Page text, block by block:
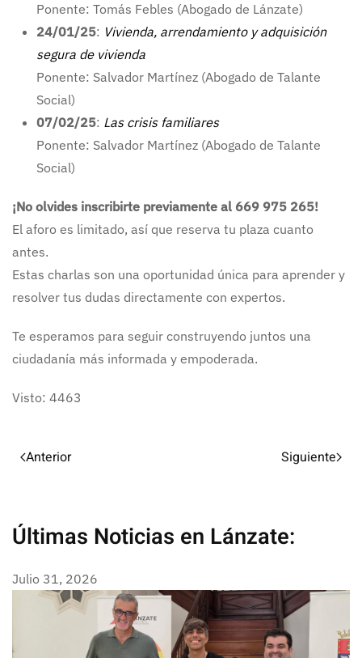
Ponente: Tomás Febles (Abogado de Lánzate)
24/01/25: Vivienda, arrendamiento y adquisición
segura de vivienda
Ponente: Salvador Martínez (Abogado de Talante
Social)
07/02/25: Las crisis familiares
Ponente: Salvador Martínez (Abogado de Talante
Social)
¡No olvides inscribirte previamente al 669 975 265!
El aforo es limitado, así que reserva tu plaza cuanto
antes.
Estas charlas son una oportunidad única para aprender y
resolver tus dudas directamente con expertos.
Te esperamos para seguir construyendo juntos una
ciudadanía más informada y empoderada.
Visto: 4463
Anterior Siguiente
Últimas Noticias en Lánzate:
Julio 31, 2026